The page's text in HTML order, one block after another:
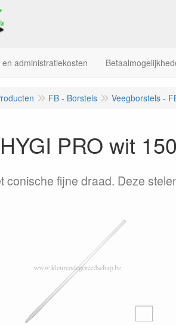
administratiekosten
FB - Borstels Veegborstels -
PRO wit
conische fijne draad. Deze